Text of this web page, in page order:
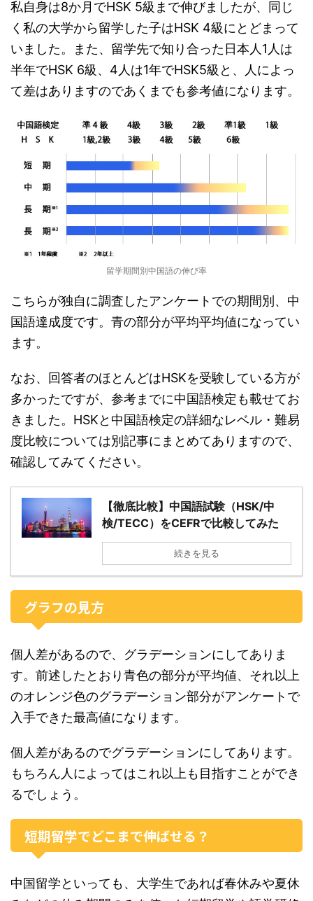
私自身は8か月でHSK 5級まで伸びましたが、同じ
く私の大学から留学した子はHSK 4級にとどまって
いました。また、留学先で知り合った日本人1人は
半年でHSK 6級、4人は1年でHSK5級と、人によっ
て差はありますのであくまでも参考値になります。
留学期間別中国語の伸び率
こちらが独自に調査したアンケートでの期間別、中
国語達成度です。青の部分が平均平均値になってい
ます。
なお、回答者のほとんどはHSKを受験している方が
多かったですが、参考までに中国語検定も載せてお
きました。HSKと中国語検定の詳細なレベル・難易
度比較については別記事にまとめてありますので、
確認してみてください。
【徹底比較】中国語試験（HSK/中
検/TECC）をCEFRで比較してみた
続きを見る
グラフの見方
個人差があるので、グラデーションにしてありま
す。前述したとおり青色の部分が平均値、それ以上
のオレンジ色のグラデーション部分がアンケートで
入手できた最高値になります。
個人差があるのでグラデーションにしてあります。
もちろん人によってはこれ以上も目指すことができ
るでしょう。
短期留学でどこまで伸ばせる？
中国留学といっても、大学生であれば春休みや夏休